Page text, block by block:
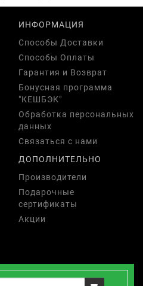
ИНФОРМАЦИЯ
Способы Доставки
Способы Оплаты
Гарантия и Возврат
Бонусная программа
"КЕШБЭК"
Обработка персональных
данных
Связаться с нами
ДОПОЛНИТЕЛЬНО
Производители
Подарочные
сертификаты
Акции